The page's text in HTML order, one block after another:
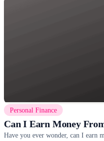
Personal Finance
Can I Earn Money
Have you ever wonder, can I earn